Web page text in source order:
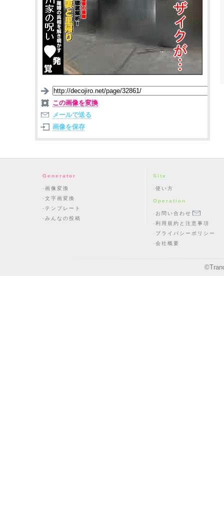
この画像を変換
メールで送る
画像を保存
Generator
画像変換
文字画変換
テンプレート
みんなの投稿
Site
使い方
Operation
お問い合わせ
利用規約と注意事項
プライバシーポリシー
会社概要
©